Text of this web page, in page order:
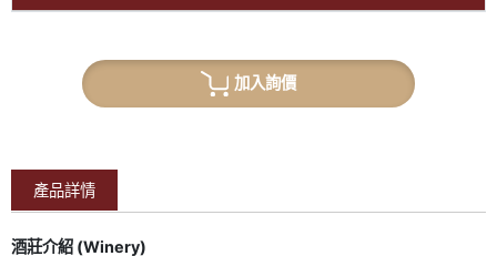
加入詢價
產品詳情
酒莊介紹 (Winery)